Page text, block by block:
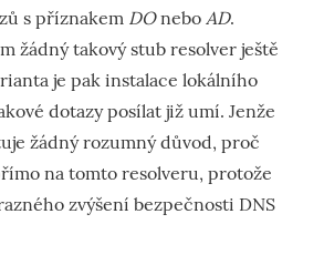
s příznakem DOnebo AD.
žádný takový stub resolver ještě
je pak instalace lokálního
dotazy posílat již umí. Jenže
žádný rozumný důvod, proč
na tomto resolveru, protože
zvýšení bezpečnosti DNS